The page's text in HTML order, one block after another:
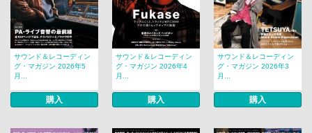
サウンド＆レコーディン
グ・マガジン 2026年5
月...
購入
サウンド＆レコーディン
グ・マガジン 2026年4
月...
購入
サウンド＆レコーディン
グ・マガジン 2026年3
月...
購入